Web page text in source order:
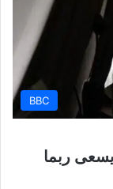
BBC
يسعى ربما